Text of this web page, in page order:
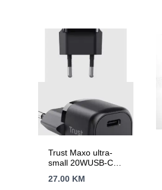
Trust Maxo ultra-
small 20WUSB-C
itablete
27.00 KM